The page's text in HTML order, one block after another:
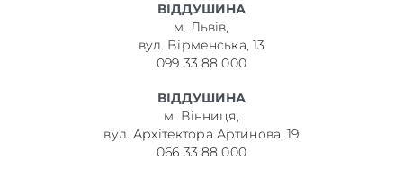
ВІДДУШИНА
м. Львів,
вул. Вірменська, 13
099 33 88 000
ВІДДУШИНА
м. Вінниця,
вул. Архітектора Артинова, 19
066 33 88 000